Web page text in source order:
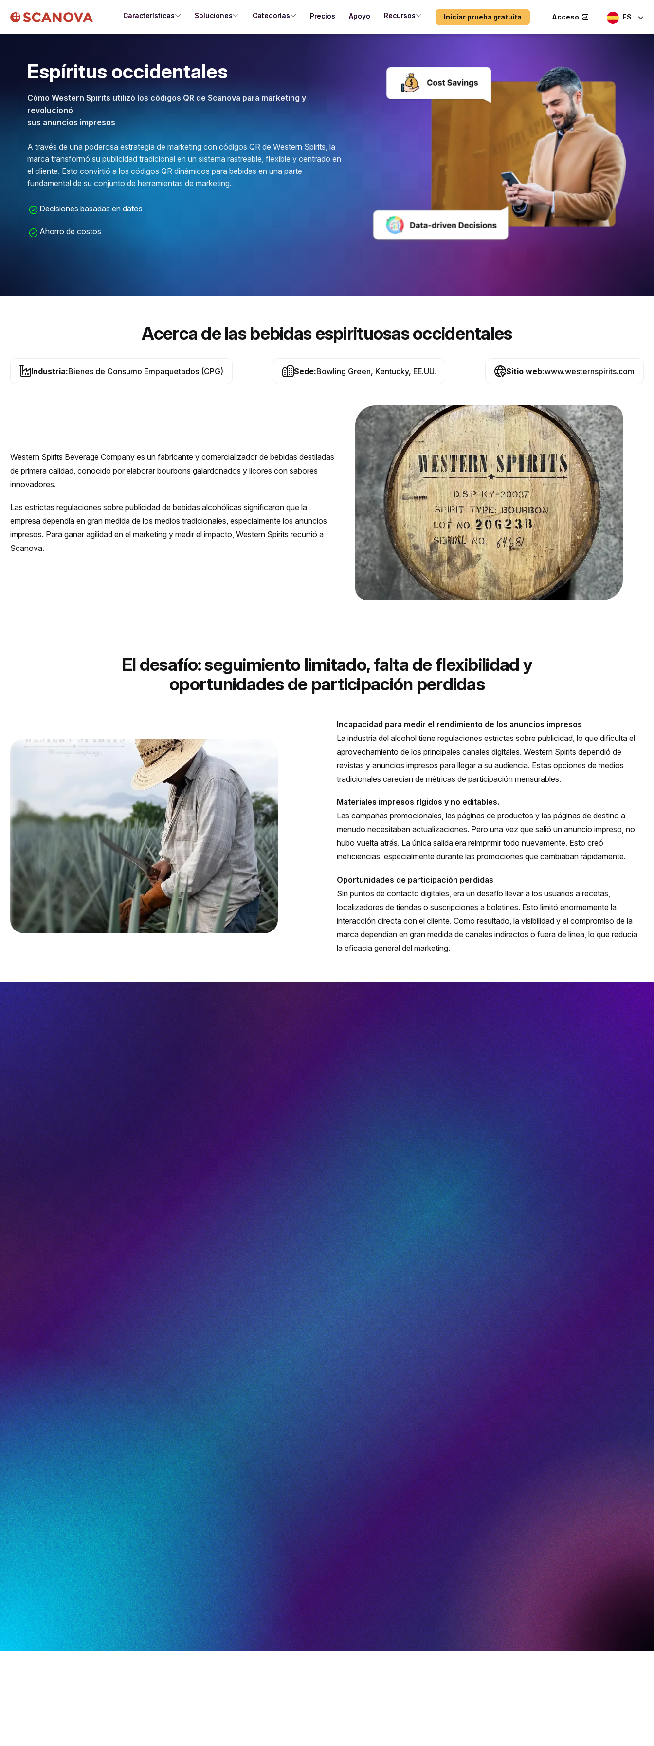
Características Soluciones Categorías Precios Apoyo Recursos Iniciar prueba gratuita Acceso ES
Espíritus occidentales
Cómo Western Spirits utilizó los códigos QR de Scanova para marketing y
revolucionó
sus anuncios impresos
A través de una poderosa estrategia de marketing con códigos QR de Western Spirits, la
marca transformó su publicidad tradicional en un sistema rastreable, flexible y centrado en
el cliente. Esto convirtió a los códigos QR dinámicos para bebidas en una parte
fundamental de su conjunto de herramientas de marketing.
Decisiones basadas en datos
Ahorro de costos
Acerca de las bebidas espirituosas occidentales
Industria:Bienes de Consumo Empaquetados (CPG) Sede:Bowling Green, Kentucky, EE.UU. Sitio web:www.westernspirits.com
Western Spirits Beverage Company es un fabricante y comercializador de bebidas destiladas
de primera calidad, conocido por elaborar bourbons galardonados y licores con sabores
innovadores.
Las estrictas regulaciones sobre publicidad de bebidas alcohólicas significaron que la
empresa dependía en gran medida de los medios tradicionales, especialmente los anuncios
impresos. Para ganar agilidad en el marketing y medir el impacto, Western Spirits recurrió a
Scanova.
El desafío: seguimiento limitado, falta de flexibilidad y
oportunidades de participación perdidas
Incapacidad para medir el rendimiento de los anuncios impresos
La industria del alcohol tiene regulaciones estrictas sobre publicidad, lo que dificulta el
aprovechamiento de los principales canales digitales. Western Spirits dependió de
revistas y anuncios impresos para llegar a su audiencia. Estas opciones de medios
tradicionales carecían de métricas de participación mensurables.
Materiales impresos rígidos y no editables.
Las campañas promocionales, las páginas de productos y las páginas de destino a
menudo necesitaban actualizaciones. Pero una vez que salió un anuncio impreso, no
hubo vuelta atrás. La única salida era reimprimir todo nuevamente. Esto creó
ineficiencias, especialmente durante las promociones que cambiaban rápidamente.
Oportunidades de participación perdidas
Sin puntos de contacto digitales, era un desafío llevar a los usuarios a recetas,
localizadores de tiendas o suscripciones a boletines. Esto limitó enormemente la
interacción directa con el cliente. Como resultado, la visibilidad y el compromiso de la
marca dependían en gran medida de canales indirectos o fuera de línea, lo que reducía
la eficacia general del marketing.
Códigos QR dinámicos
Los códigos QR vinculaban a los usuarios directamente a:
Contenido promocional
Páginas de productos y recetas
Localizadores de tiendas
Actualizaciones de marca
Esto le dio al equipo una línea directa con los consumidores y abrió la puerta a
estrategias de contenido personalizadas.